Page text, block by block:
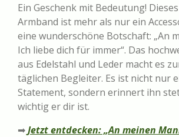
Ein Geschenk mit Bedeutung!
Armband ist mehr als nur ein
eine wunderschöne Botschaft: „An
Ich liebe dich für immer“. Das
aus Edelstahl und Leder macht es
täglichen Begleiter. Es ist nicht nur
Statement, sondern erinnert ihn
wichtig er dir ist.
➡Jetzt entdecken: „An meinen